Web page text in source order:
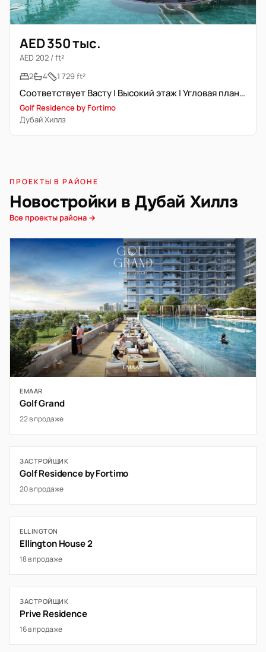
AED 350 тыс.
AED 202 / ft²
2
4 1 729 ft²
Соответствует Васту | Высокий этаж | Угловая планировка
Golf Residence by Fortimo
Дубай Хиллз
ПРОЕКТЫ В РАЙОНЕ
Новостройки в Дубай Хиллз
Все проекты района →
EMAAR
Golf Grand
22 в продаже
ЗАСТРОЙЩИК
Golf Residence by Fortimo
20 в продаже
ELLINGTON
Ellington House 2
18 в продаже
ЗАСТРОЙЩИК
Prive Residence
16 в продаже